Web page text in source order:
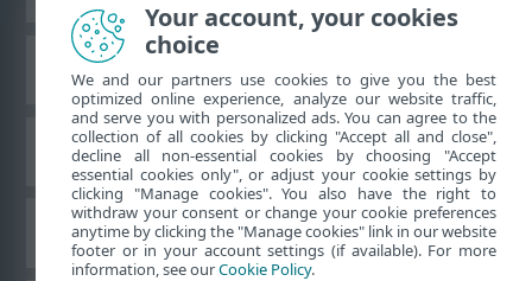
Base de conhecimento da ESET
Fórum ESET
Suporte regional
Your account, your cookies
choice
We and our partners use cookies to give you the best
optimized online experience, analyze our website traffic,
and serve you with personalized ads. You can agree to the
collection of all cookies by clicking "Accept all and close",
decline all non-essential cookies by choosing "Accept
essential cookies only", or adjust your cookie settings by
clicking "Manage cookies". You also have the right to
withdraw your consent or change your cookie preferences
anytime by clicking the "Manage cookies" link in our website
footer or in your account settings (if available). For more
information, see ourCookie Policy.